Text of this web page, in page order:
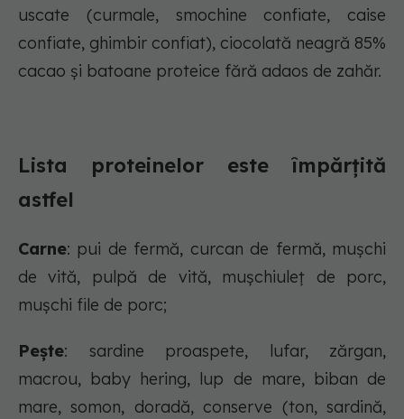
uscate (curmale, smochine confiate, caise
confiate, ghimbir confiat), ciocolată neagră 85%
cacao și batoane proteice fără adaos de zahăr.
Lista proteinelor este împărțită
astfel
Carne: pui de fermă, curcan de fermă, mușchi
de vită, pulpă de vită, mușchiuleț de porc,
mușchi file de porc;
Pește: sardine proaspete, lufar, zărgan,
macrou, baby hering, lup de mare, biban de
mare, somon, doradă, conserve (ton, sardină,